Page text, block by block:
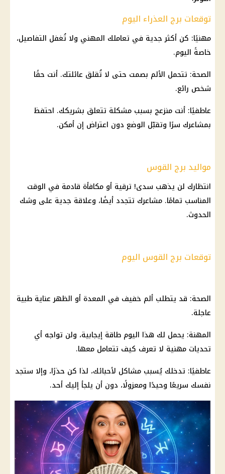
توقعات برج العذراء اليوم
مهنيًا: كن أكثر جدية في تعاملك المهني ولا تُغفل التفاصيل،
خاصةً اليوم.
الصحة: تتحمل الألم بصمت حتى لا تُقلق عائلتك. أنت حقًا
شخص رائع.
عاطفيًا: أنت منزعج بسبب مشكلة تتعلق بشريكك. احتفظ
بمشاعرك سرًا وتقبّل الوضع دون اعتراض إن أمكن.
مواليد برج القوس
انتظارك لن يذهب سدى! ترقية أو مكافأة قادمة في الوقت
المناسب تمامًا. مشاعرك تتجدد أيضًا، وعلاقة جدية على وشك
الحدوث.
توقعات برج القوس اليوم
الصحة: قد يتطلب ألم خفيف في المعدة أو الظهر عناية طبية
عاجلة.
المهنة: يحمل لك هذا اليوم طاقة إيجابية، ولن تواجه أي
تحديات مهنية لا تعرف كيف تتعامل معها.
عاطفيًا: تدخلك يُسبب مشاكل لأحبائك، لذا كن حذرًا، وإلا ستجد
نفسك سريعًا وحيدًا ومعزولًا، دون أن يلجأ إليك أحد.